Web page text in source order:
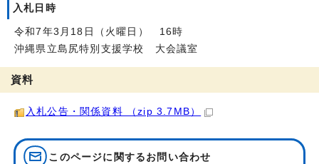
入札日時
令和7年3月18日（火曜日） 16時
沖縄県立島尻特別支援学校 大会議室
資料
入札公告・関係資料 （zip 3.7MB）
このページに関する お問い合わせ